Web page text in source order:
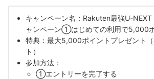
キャンペーン名：Rakuten最強U-
ャンペーン①はじめての利用で5,000
特典：最大5,000ポイントプレゼント
ト）
参加方法：
①エントリーを完了する